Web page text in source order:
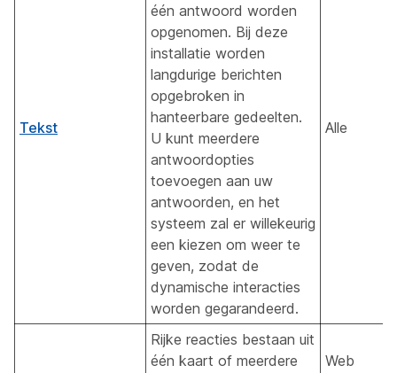
Tekst
één antwoord worden
opgenomen. Bij deze
installatie worden
langdurige berichten
opgebroken in
hanteerbare gedeelten.
U kunt meerdere
antwoordopties
toevoegen aan uw
antwoorden, en het
systeem zal er willekeurig
een kiezen om weer te
geven, zodat de
dynamische interacties
worden gegarandeerd.
Alle
Rijke reacties bestaan uit
één kaart of meerdere
Web